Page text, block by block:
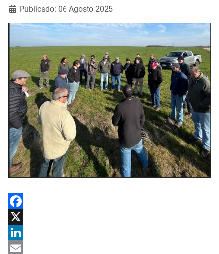
Detalles
Publicado: 06 Agosto 2025
Facebook
X
LinkedIn